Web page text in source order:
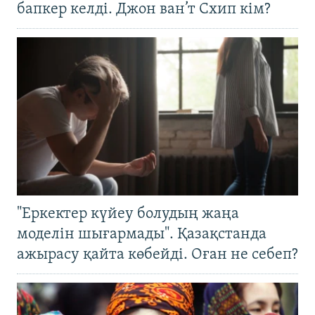
бапкер келді. Джон ван’т Схип кім?
"Еркектер күйеу болудың жаңа
моделін шығармады". Қазақстанда
ажырасу қайта көбейді. Оған не себеп?